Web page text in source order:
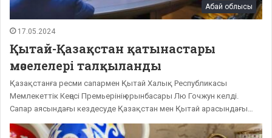
Абай облысы
17.05.2024
Қытай-Қазақстан қатынастары
мәселелері талқыланды
Қазақстанға ресми сапармен Қытай Халық Республикасы
Мемлекеттік Кеңесі Премьерінің орынбасары Лю Гочжун келді.
Сапар аясындағы кездесуде Қазақстан мен Қытай арасындағы…